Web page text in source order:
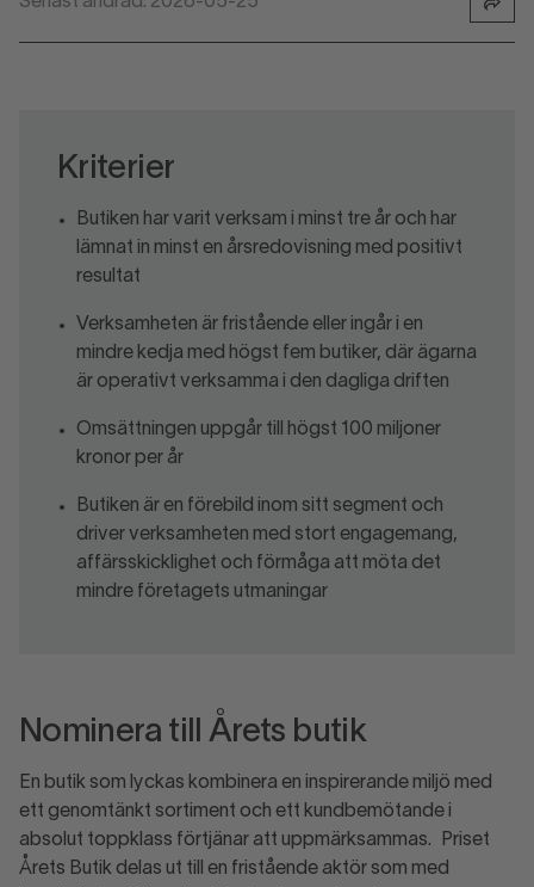
Kriterier
Butiken har varit verksam i minst tre år och har
lämnat in minst en årsredovisning med positivt
resultat
Verksamheten är fristående eller ingår i en
mindre kedja med högst fem butiker, där ägarna
är operativt verksamma i den dagliga driften
Omsättningen uppgår till högst 100 miljoner
kronor per år
Butiken är en förebild inom sitt segment och
driver verksamheten med stort engagemang,
affärsskicklighet och förmåga att möta det
mindre företagets utmaningar
Nominera till Årets butik
En butik som lyckas kombinera en inspirerande miljö med
ett genomtänkt sortiment och ett kundbemötande i
absolut toppklass förtjänar att uppmärksammas. Priset
Årets Butik delas ut till en fristående aktör som med